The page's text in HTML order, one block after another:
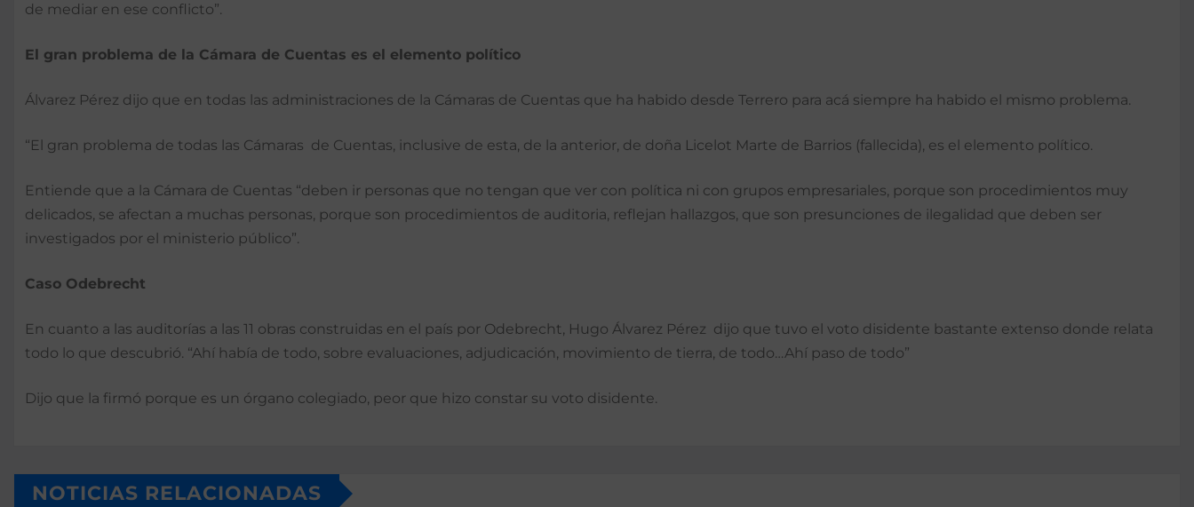
de mediar en ese conflicto”.
El gran problema de la Cámara de Cuentas es el elemento político
Álvarez Pérez dijo que en todas las administraciones de la Cámaras de Cuentas que ha habido desde Terrero para acá siempre ha habido el mismo problema.
“El gran problema de todas las Cámaras de Cuentas, inclusive de esta, de la anterior, de doña Licelot Marte de Barrios (fallecida), es el elemento político.
Entiende que a la Cámara de Cuentas “deben ir personas que no tengan que ver con política ni con grupos empresariales, porque son procedimientos muy
delicados, se afectan a muchas personas, porque son procedimientos de auditoria, reflejan hallazgos, que son presunciones de ilegalidad que deben ser
investigados por el ministerio público”.
Caso Odebrecht
En cuanto a las auditorías a las 11 obras construidas en el país por Odebrecht, Hugo Álvarez Pérez dijo que tuvo el voto disidente bastante extenso donde relata
todo lo que descubrió. “Ahí había de todo, sobre evaluaciones, adjudicación, movimiento de tierra, de todo…Ahí paso de todo”
Dijo que la firmó porque es un órgano colegiado, peor que hizo constar su voto disidente.
NOTICIAS RELACIONADAS